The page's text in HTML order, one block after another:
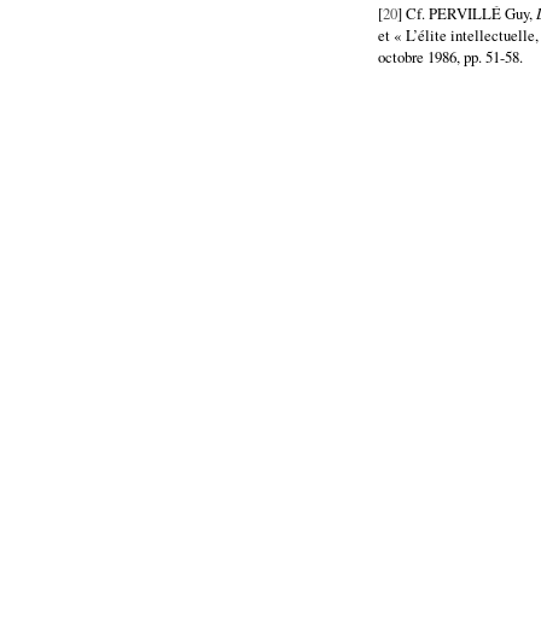
[20] Cf. PERVILLÉ Guy,
et « L’élite
octobre 1986, pp. 51-58.